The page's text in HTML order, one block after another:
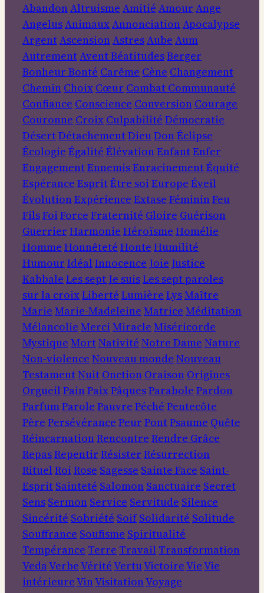
AbandonAltruisme Amitié Amour Ange
AngelusAnimauxAnnonciationApocalypse
ArgentAscensionAstresAube Aum
AutrementAventBéatitudesBerger
Bonheur Bonté Carême Cène Changement
Chemin Choix Cœur Combat Communauté
Confiance Conscience Conversion Courage
Couronne Croix Culpabilité Démocratie
DésertDétachementDieuDonÉclipse
Écologie Égalité ÉlévationEnfantEnfer
EngagementEnnemisEnracinementÉquité
Espérance EspritÊtre soi Europe Éveil
ÉvolutionExpérience Extase FémininFeu
FilsFoi Force Fraternité Gloire Guérison
Guerrier Harmonie Héroïsme Homélie
Homme Honnêteté Honte Humilité
Humour Idéal Innocence Joie Justice
Kabbale Les sept Je suisLes sept paroles
sur la croixLiberté Lumière LysMaître
Marie Marie-Madeleine Matrice Méditation
Mélancolie Merci Miracle Miséricorde
Mystique MortNativité Notre Dame Nature
Non-violence Nouveau monde Nouveau
TestamentNuit Onction Oraison Origines
Orgueil PainPaixPâquesParabole Pardon
ParfumParole Pauvre Péché Pentecôte
Père Persévérance Peur PontPsaume Quête
RéincarnationRencontre Rendre Grâce
RepasRepentir Résister Résurrection
Rituel Roi Rose Sagesse Sainte Face Saint-
Esprit Sainteté Salomon Sanctuaire Secret
Sens Sermon Service Servitude Silence
Sincérité Sobriété Soif Solidarité Solitude
Souffrance Soufisme Spiritualité
Tempérance Terre Travail Transformation
VedaVerbeVéritéVertuVictoireVieVie
intérieureVinVisitationVoyage